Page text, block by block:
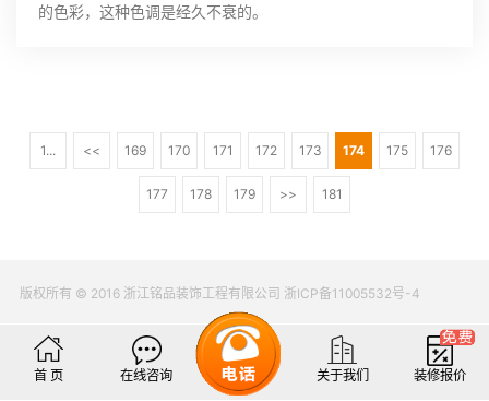
的色彩，这种色调是经久不衰的。
1... << 169 170 171 172 173 174 175 176
177 178 179 >> 181
版权所有 © 2016 浙江铭品装饰工程有限公司 浙ICP备11005532号-4
首 页 在线咨询 关于我们 装修报价